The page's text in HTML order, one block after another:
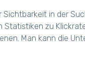
in der
zu
Man kann die